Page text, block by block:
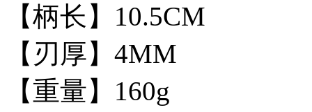
【柄长】10.5CM
【刃厚】4MM
【重量】160g